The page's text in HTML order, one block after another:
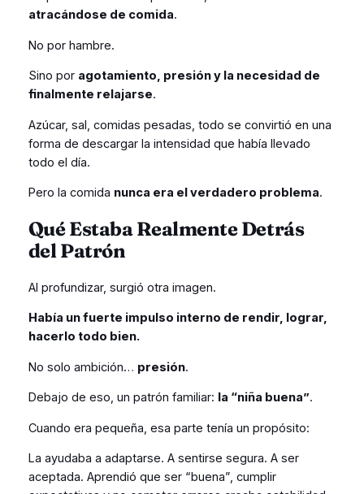
atracándose de comida.
No por hambre.
Sino por agotamiento, presión y la necesidad de
finalmente relajarse.
Azúcar, sal, comidas pesadas, todo se convirtió en una
forma de descargar la intensidad que había llevado
todo el día.
Pero la comida nunca era el verdadero problema.
Qué Estaba Realmente Detrás
del Patrón
Al profundizar, surgió otra imagen.
Había un fuerte impulso interno de rendir, lograr,
hacerlo todo bien.
No solo ambición… presión.
Debajo de eso, un patrón familiar: la “niña buena”.
Cuando era pequeña, esa parte tenía un propósito:
La ayudaba a adaptarse. A sentirse segura. A ser
aceptada. Aprendió que ser “buena”, cumplir